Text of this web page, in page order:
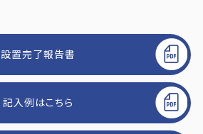
設置完了報告書
記入例はこちら